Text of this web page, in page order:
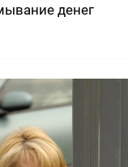
денег